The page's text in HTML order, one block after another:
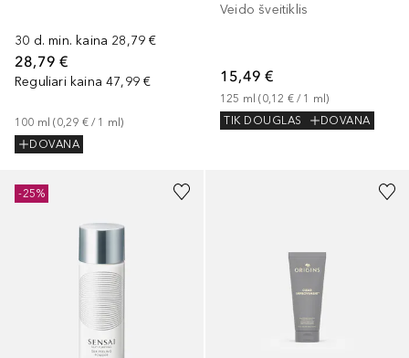
30 d. min. kaina 28,79 €
28,79 €
Reguliari kaina 47,99 €
100 ml (0,29 € / 1 ml)
DOVANA
Veido šveitiklis
15,49 €
125 ml (0,12 € / 1 ml)
TIK DOUGLAS
DOVANA
-25%